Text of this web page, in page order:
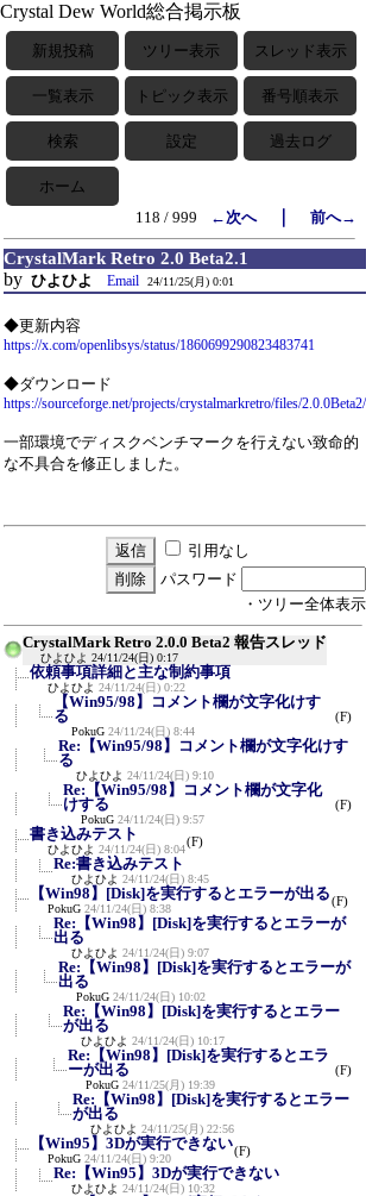
Crystal Dew World総合掲示板
新規投稿 ツリー表示 スレッド表示
一覧表示 トピック表示 番号順表示
検索 設定 過去ログ
ホーム
118 / 999
←次へ｜ 前へ→
CrystalMark Retro 2.0 Beta2.1
by ひよひよ Email 24/11/25(月) 0:01
◆更新内容
https://x.com/openlibsys/status/1860699290823483741
◆ダウンロード
https://sourceforge.net/projects/crystalmarkretro/files/2.0.0Beta2/
一部環境でディスクベンチマークを行えない致命的
な不具合を修正しました。
引用なし
パスワード
・ツリー全体表示
CrystalMark Retro 2.0.0 Beta2 報告スレッド
ひよひよ 24/11/24(日) 0:17
依頼事項詳細と主な制約事項
ひよひよ 24/11/24(日) 0:22
【Win95/98】コメント欄が文字化けす
る
PokuG 24/11/24(日) 8:44
(F)
Re:【Win95/98】コメント欄が文字化けす
る
ひよひよ 24/11/24(日) 9:10
Re:【Win95/98】コメント欄が文字化
けする
PokuG 24/11/24(日) 9:57
(F)
書き込みテスト
ひよひよ 24/11/24(日) 8:04
(F)
Re:書き込みテスト
ひよひよ 24/11/24(日) 8:45
【Win98】[Disk]を実行するとエラーが出る
PokuG 24/11/24(日) 8:38
(F)
Re:【Win98】[Disk]を実行するとエラーが
出る
ひよひよ 24/11/24(日) 9:07
Re:【Win98】[Disk]を実行するとエラーが
出る
PokuG 24/11/24(日) 10:02
Re:【Win98】[Disk]を実行するとエラー
が出る
ひよひよ 24/11/24(日) 10:17
Re:【Win98】[Disk]を実行するとエラ
ーが出る
PokuG 24/11/25(月) 19:39
(F)
Re:【Win98】[Disk]を実行するとエラー
が出る
ひよひよ 24/11/25(月) 22:56
【Win95】3Dが実行できない
PokuG 24/11/24(日) 9:20
(F)
Re:【Win95】3Dが実行できない
ひよひよ 24/11/24(日) 10:32